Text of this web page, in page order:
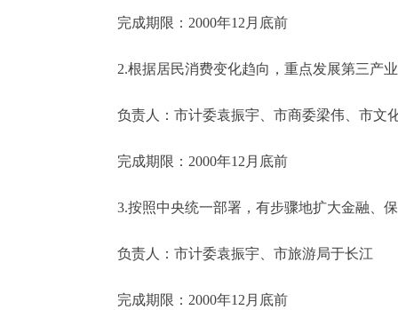
12345网上接诉即办
参与调查
走进北京
北京概况
绿色北京
ENGLISH
完成期限：2000年12月底前
2.根据居民消费变化趋向，重点发展第三产业
负责人：市计委袁振宇、市商委梁伟、市文
完成期限：2000年12月底前
3.按照中央统一部署，有步骤地扩大金融、保
负责人：市计委袁振宇、市旅游局于长江
完成期限：2000年12月底前